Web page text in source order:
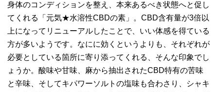
身体のコンディションを整え、本来あるべき状態へと促し
てくれる「元気★水溶性CBDの素」。CBD含有量が3倍以
上になってリニューアルしたことで、いい体感を得ている
方が多いようです。なにに効くというよりも、それぞれが
必要としている箇所に寄り添ってくれる、そんな印象でし
ょうか。酸味や甘味、麻から抽出されたCBD特有の苦味
と辛味、そしてキパワーソルトの塩味も合わさり、シャキ